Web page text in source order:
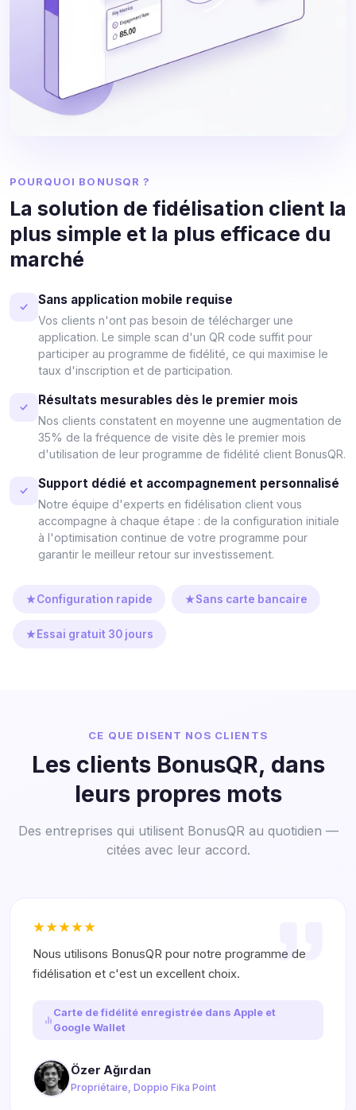
POURQUOI BONUSQR ?
La solution de fidélisation client la
plus simple et la plus efficace du
marché
Sans application mobile requise
Vos clients n'ont pas besoin de télécharger une
application. Le simple scan d'un QR code suffit pour
participer au programme de fidélité, ce qui maximise le
taux d'inscription et de participation.
Résultats mesurables dès le premier mois
Nos clients constatent en moyenne une augmentation de
35% de la fréquence de visite dès le premier mois
d'utilisation de leur programme de fidélité client BonusQR.
Support dédié et accompagnement personnalisé
Notre équipe d'experts en fidélisation client vous
accompagne à chaque étape : de la configuration initiale
à l'optimisation continue de votre programme pour
garantir le meilleur retour sur investissement.
Configuration rapide Sans carte bancaire
Essai gratuit 30 jours
CE QUE DISENT NOS CLIENTS
Les clients BonusQR, dans
leurs propres mots
Des entreprises qui utilisent BonusQR au quotidien —
citées avec leur accord.
Nous utilisons BonusQR pour notre programme de
fidélisation et c'est un excellent choix.
Carte de fidélité enregistrée dans Apple et
Google Wallet
Özer Ağırdan
Propriétaire, Doppio Fika Point